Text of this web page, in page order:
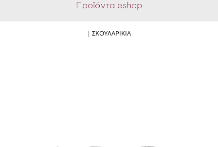
Προϊόντα eshop
| ΣΚΟΥΛΑΡΙΚΙΑ